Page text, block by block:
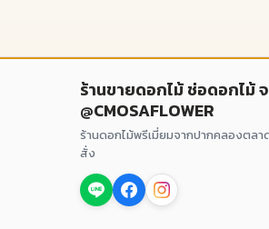
ร้านขายดอกไม้ ช่อดอกไม้
@CMOSAFLOWER
ร้านดอกไม้พรีเมี่ยมจากปากคลองตล
สั่ง